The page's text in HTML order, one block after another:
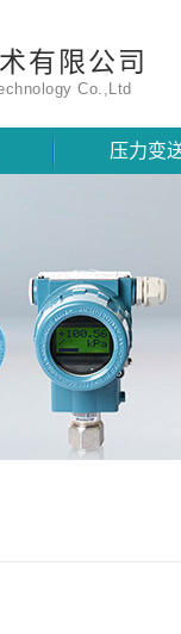
有限公司
Co.,Ltd
压力变